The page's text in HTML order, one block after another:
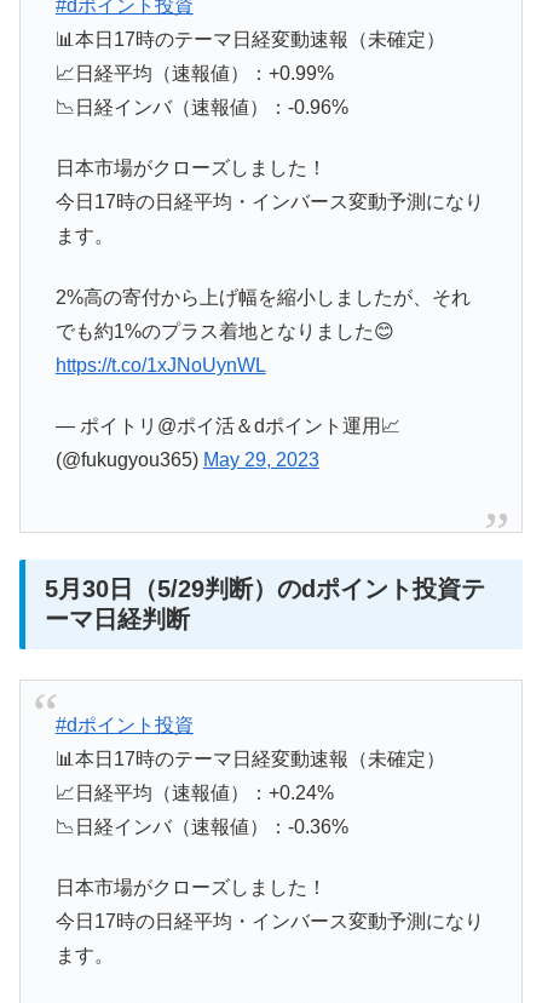
#dポイント投資
📊本日17時のテーマ日経変動速報（未確定）
📈日経平均（速報値）：+0.99%
📉日経インバ（速報値）：-0.96%
日本市場がクローズしました！
今日17時の日経平均・インバース変動予測になり
ます。
2%高の寄付から上げ幅を縮小しましたが、それ
でも約1%のプラス着地となりました😊
https://t.co/1xJNoUynWL
— ポイトリ@ポイ活＆dポイント運用📈
(@fukugyou365) May 29, 2023
5月30日（5/29判断）のdポイント投資テ
ーマ日経判断
#dポイント投資
📊本日17時のテーマ日経変動速報（未確定）
📈日経平均（速報値）：+0.24%
📉日経インバ（速報値）：-0.36%
日本市場がクローズしました！
今日17時の日経平均・インバース変動予測になり
ます。